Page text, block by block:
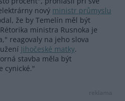
nový ministr průmyslu
že by Temelín měl být
ministra Rusnoka je
reagovaly na jeho slova
Jihočeské matky.
stavba měla být
cynické."
reklama